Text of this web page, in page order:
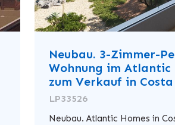
Neubau. 3-Zimmer-
Wohnung im Atlantic
zum Verkauf in Costa
LP33526
Neubau. Atlantic Homes in